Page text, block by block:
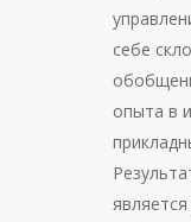
себе
опыта в